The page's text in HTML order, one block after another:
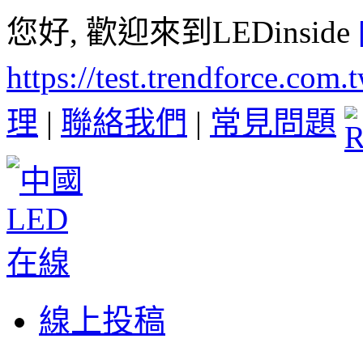
您好, 歡迎來到LEDinside
https://
理 | 聯絡我們 | 常見問題
線上投稿